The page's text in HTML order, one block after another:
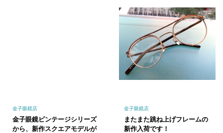
金子眼鏡店
金子眼鏡ビンテージシリーズ
から、新作スクエアモデルが
金子眼鏡店
またまた跳ね上げフレームの
新作入荷です！